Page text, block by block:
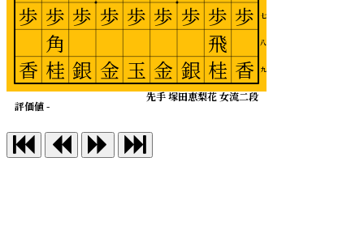
七
八
九
先手 塚田恵梨花 女流二段
評価値 -
歩
香
歩
飛
桂
歩
銀
歩
金
歩
玉
歩
金
歩
銀
歩
角
桂
歩
香